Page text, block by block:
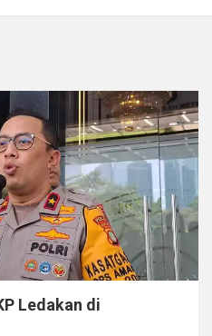
Tiga Langkah Cegah
645 Bangunan Liar dalam
Sabu di Bengkulu,
Disita
Paket Digagalkan Polisi
Ledakan di